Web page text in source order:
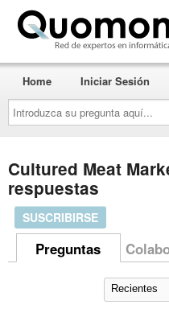
Introduzca
su
pregunta
aquí...
Home Iniciar Sesión
Cultured Meat
respuestas
SUSCRIBIRSE
Preguntas